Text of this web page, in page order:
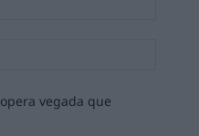
vegada que